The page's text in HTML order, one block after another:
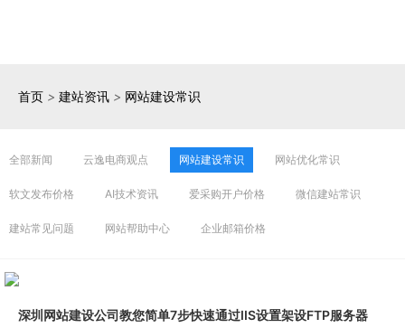
首页 > 建站资讯 > 网站建设常识
全部新闻 云逸电商观点 网站建设常识 网站优化常识
软文发布价格 AI技术资讯 爱采购开户价格 微信建站常识
建站常见问题 网站帮助中心 企业邮箱价格
深圳网站建设公司教您简单7步快速通过IIS设置架设FTP服务器